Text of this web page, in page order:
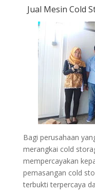
Jual Mesin Cold
Bagi perusahaan
merangkai cold
mempercayakan
pemasangan cold
terbukti terpercaya